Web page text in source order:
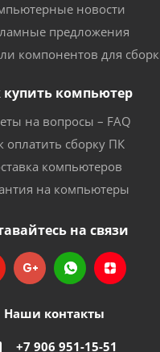
новости
предложения
компонентов для
купить компьютер
на вопросы – FAQ
оплатить сборку ПК
компьютеров
на компьютеры
на связи
Наши контакты
+7 906 951-15-51